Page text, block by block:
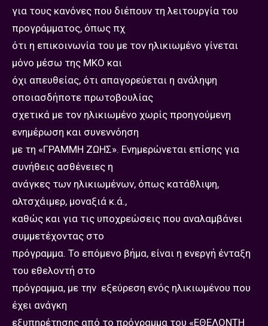
για τους κανόνες που διέπουν τη λειτουργία του
προγράμματος, όπως πχ
ότι η επικοινωνία του με τον ηλικιωμένο γίνεται
μόνο μέσω της ΜΚΟ και
όχι απευθείας, ότι απαγορεύεται η ανάληψη
οποιασδήποτε πρωτοβουλίας
σχετικά με τον ηλικιωμένο χωρίς προηγούμενη
ενημέρωση και συνεννόηση
με τη «ΓΡΑΜΜΗ ΖΩΗΣ». Ενημερώνεται επίσης για
συνήθεις ασθένειες η
ανάγκες των ηλικιωμένων, όπως κατάθλιψη,
αλτσχάιμερ, μοναξιά κ.ά.,
καθώς και για τις υποχρεώσεις που αναλαμβάνει
συμμετέχοντας στο
πρόγραμμα. Το επόμενο βήμα, είναι η ενεργή ένταξη
του εθελοντή στο
πρόγραμμα, με την εξεύρεση ενός ηλικιωμένου που
έχει ανάγκη
εξυπηρέτησης από το πρόγραμμα του «ΕΘΕΛΟΝΤΗ